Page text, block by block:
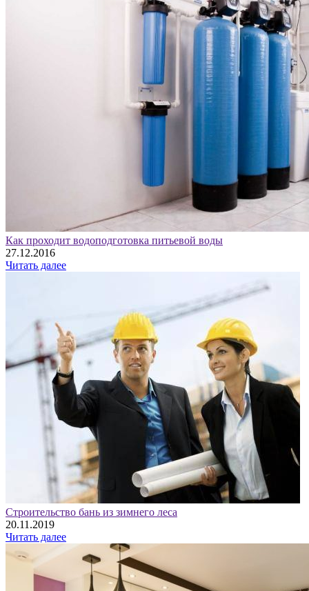
Как проходит водоподготовка питьевой воды
27.12.2016
Читать далее
Строительство бань из зимнего леса
20.11.2019
Читать далее